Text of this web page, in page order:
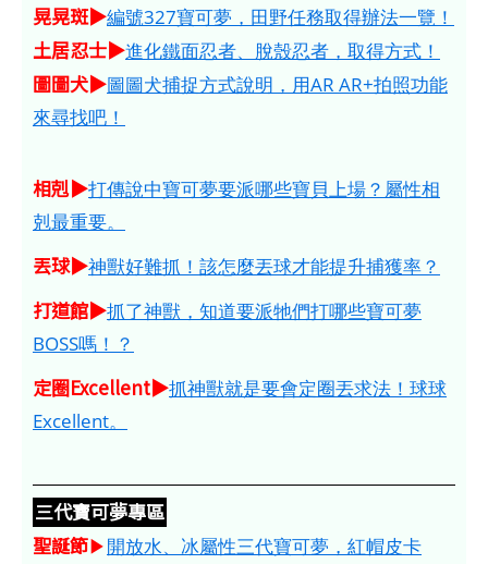
晃晃斑▶編號327寶可夢，田野任務取得辦法一覽！
土居忍士▶進化鐵面忍者、脫殼忍者，取得方式！
圖圖犬▶圖圖犬捕捉方式說明，用AR AR+拍照功能
來尋找吧！
相剋▶打傳說中寶可夢要派哪些寶貝上場？屬性相
剋最重要。
丟球▶神獸好難抓！該怎麼丟球才能提升捕獲率？
打道館▶抓了神獸，知道要派牠們打哪些寶可夢
BOSS嗎！？
定圈Excellent▶抓神獸就是要會定圈丟求法！球球
Excellent。
三代寶可夢專區
聖誕節▶開放水、冰屬性三代寶可夢，紅帽皮卡